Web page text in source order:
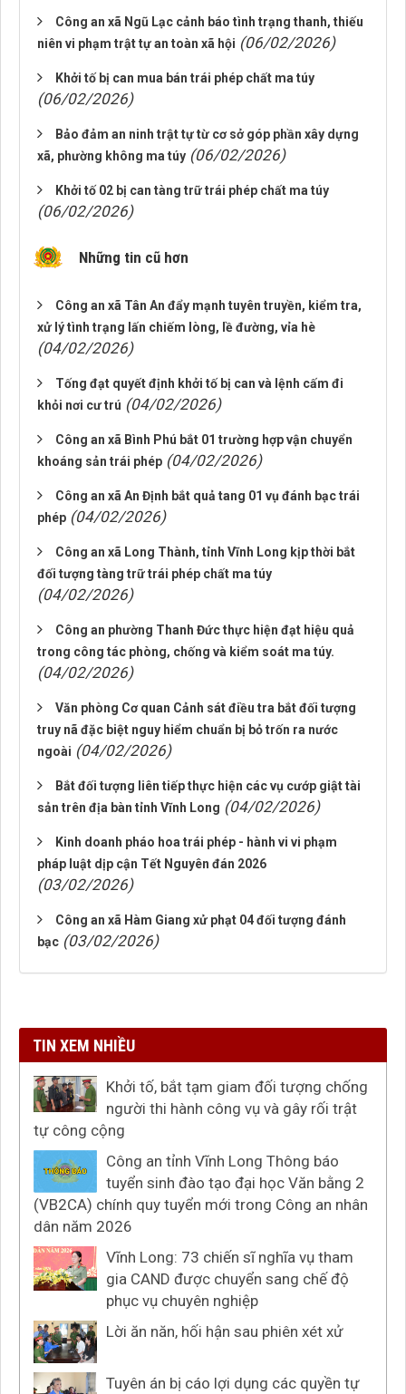
Công an xã Ngũ Lạc cảnh báo tình trạng thanh, thiếu
niên vi phạm trật tự an toàn xã hội (06/02/2026)
Khởi tố bị can mua bán trái phép chất ma túy
(06/02/2026)
Bảo đảm an ninh trật tự từ cơ sở góp phần xây dựng
xã, phường không ma túy (06/02/2026)
Khởi tố 02 bị can tàng trữ trái phép chất ma túy
(06/02/2026)
Những tin cũ hơn
Công an xã Tân An đẩy mạnh tuyên truyền, kiểm tra,
xử lý tình trạng lấn chiếm lòng, lề đường, vỉa hè
(04/02/2026)
Tống đạt quyết định khởi tố bị can và lệnh cấm đi
khỏi nơi cư trú (04/02/2026)
Công an xã Bình Phú bắt 01 trường hợp vận chuyển
khoáng sản trái phép (04/02/2026)
Công an xã An Định bắt quả tang 01 vụ đánh bạc trái
phép (04/02/2026)
Công an xã Long Thành, tỉnh Vĩnh Long kịp thời bắt
đối tượng tàng trữ trái phép chất ma túy
(04/02/2026)
Công an phường Thanh Đức thực hiện đạt hiệu quả
trong công tác phòng, chống và kiểm soát ma túy.
(04/02/2026)
Văn phòng Cơ quan Cảnh sát điều tra bắt đối tượng
truy nã đặc biệt nguy hiểm chuẩn bị bỏ trốn ra nước
ngoài (04/02/2026)
Bắt đối tượng liên tiếp thực hiện các vụ cướp giật tài
sản trên địa bàn tỉnh Vĩnh Long (04/02/2026)
Kinh doanh pháo hoa trái phép - hành vi vi phạm
pháp luật dịp cận Tết Nguyên đán 2026
(03/02/2026)
Công an xã Hàm Giang xử phạt 04 đối tượng đánh
bạc (03/02/2026)
TIN XEM NHIỀU
Khởi tố, bắt tạm giam đối tượng chống
người thi hành công vụ và gây rối trật
tự công cộng
Công an tỉnh Vĩnh Long Thông báo
tuyển sinh đào tạo đại học Văn bằng 2
(VB2CA) chính quy tuyển mới trong Công an nhân
dân năm 2026
Vĩnh Long: 73 chiến sĩ nghĩa vụ tham
gia CAND được chuyển sang chế độ
phục vụ chuyên nghiệp
Lời ăn năn, hối hận sau phiên xét xử
Tuyên án bị cáo lợi dụng các quyền tự